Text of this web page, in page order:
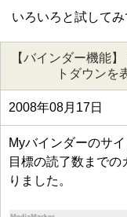
いろいろと試してみ
【バインダー機能
トダウンを
2008年08月17日
Myバインダーのサイ
目標の読了数まで
りました。